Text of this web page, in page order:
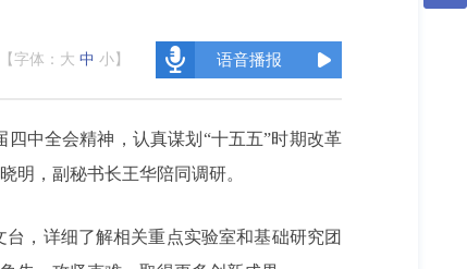
【字体： 大 中 小 】 语音播报
中全会精神，认真谋划“十五五”时期改革
明，副秘书长王华陪同调研。
，详细了解相关重点实验室和基础研究团